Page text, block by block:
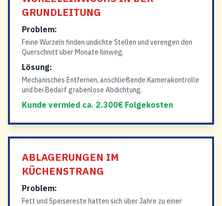
GRUNDLEITUNG
Problem:
Feine Wurzeln finden undichte Stellen und verengen den
Querschnitt über Monate hinweg.
Lösung:
Mechanisches Entfernen, anschließende Kamerakontrolle
und bei Bedarf grabenlose Abdichtung.
Kunde vermied ca. 2.300€ Folgekosten
ABLAGERUNGEN IM
KÜCHENSTRANG
Problem:
Fett und Speisereste hatten sich über Jahre zu einer